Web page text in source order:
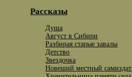
Рассказы
Душа
Август в Сибири
Разбирая старые завалы
Детство
Звездочка
Новеший местный самиздат